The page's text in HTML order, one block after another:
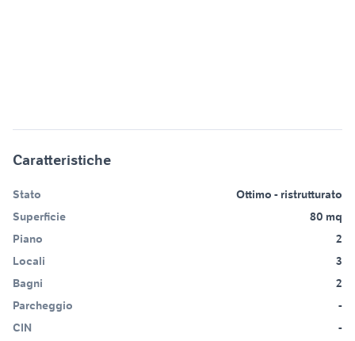
Caratteristiche
Stato
Ottimo - ristrutturato
Superficie
80 mq
Piano
2
Locali
3
Bagni
2
Parcheggio
-
CIN
-